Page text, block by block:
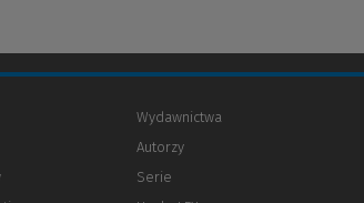
Wydawnictwa
Autorzy
Serie